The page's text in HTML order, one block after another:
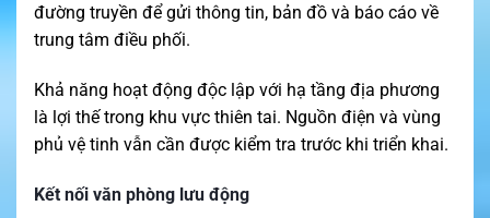
đường truyền để gửi thông tin, bản đồ và báo cáo về
trung tâm điều phối.
Khả năng hoạt động độc lập với hạ tầng địa phương
là lợi thế trong khu vực thiên tai. Nguồn điện và vùng
phủ vệ tinh vẫn cần được kiểm tra trước khi triển khai.
Kết nối văn phòng lưu động